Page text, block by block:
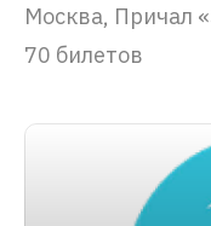
Москва, Причал
70 билетов